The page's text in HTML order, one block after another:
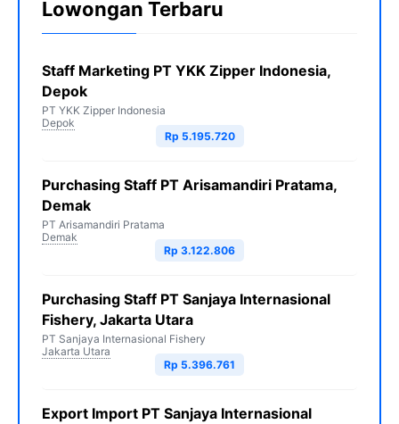
Lowongan Terbaru
Staff Marketing PT YKK Zipper Indonesia,
Depok
PT YKK Zipper Indonesia
Depok
Rp 5.195.720
Purchasing Staff PT Arisamandiri Pratama,
Demak
PT Arisamandiri Pratama
Demak
Rp 3.122.806
Purchasing Staff PT Sanjaya Internasional
Fishery, Jakarta Utara
PT Sanjaya Internasional Fishery
Jakarta Utara
Rp 5.396.761
Export Import PT Sanjaya Internasional